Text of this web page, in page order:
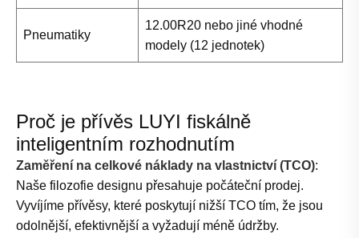
Pneumatiky
12.00R20 nebo jiné vhodné
modely (12 jednotek)
Proč je přívěs LUYI fiskálně
inteligentním rozhodnutím
Zaměření na celkové náklady na vlastnictví (TCO):
Naše filozofie designu přesahuje počáteční prodej.
Vyvíjíme přívěsy, které poskytují nižší TCO tím, že jsou
odolnější, efektivnější a vyžadují méně údržby.